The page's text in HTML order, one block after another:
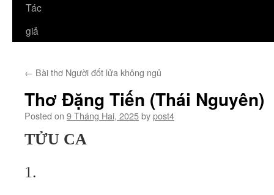
Tác
giả
← Bài thơ Người đốt lửa không ngủ
Thơ Đặng Tiến (Thái Nguyên)
Posted on 9 Tháng Hai, 2025bypost4
TỬU CA
1.